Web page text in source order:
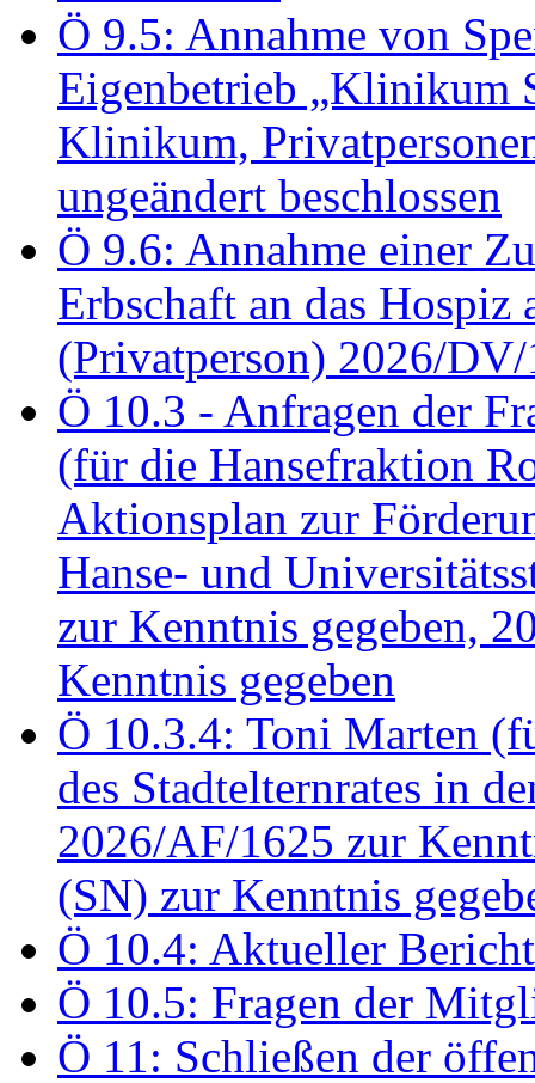
Ö 9.5: Annahme von
Eigenbetrieb „Klinikum
Klinikum,
ungeändert beschlossen
Ö 9.6: Annahme einer
Erbschaft an das
(Privatperson) 2026/DV/
Ö 10.3 - Anfragen der
(für die Hansefraktion
Aktionsplan zur
Hanse- und
zur Kenntnis gegeben,
Kenntnis gegeben
Ö 10.3.4: Toni Marten
des Stadtelternrates in
2026/AF/1625 zur
(SN) zur Kenntnis
Ö 10.4: Aktueller
Ö 10.5: Fragen der
Ö 11: Schließen der